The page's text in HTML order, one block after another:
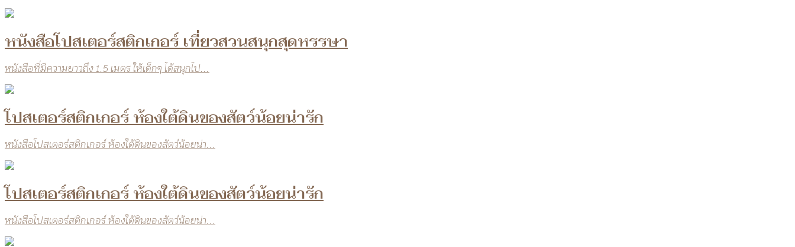
หนังสือโปสเตอร์สติกเกอร์ เที่ยวสวนสนุกสุดหรรษา
หนังสือที่มีความยาวถึง 1.5 เมตร ให้เด็กๆ ได้สนุกไป...
โปสเตอร์สติกเกอร์ ห้องใต้ดินของสัตว์น้อยน่ารัก
หนังสือโปสเตอร์สติกเกอร์ ห้องใต้ดินของสัตว์น้อยน่า...
โปสเตอร์สติกเกอร์ ห้องใต้ดินของสัตว์น้อยน่ารัก
หนังสือโปสเตอร์สติกเกอร์ ห้องใต้ดินของสัตว์น้อยน่า...